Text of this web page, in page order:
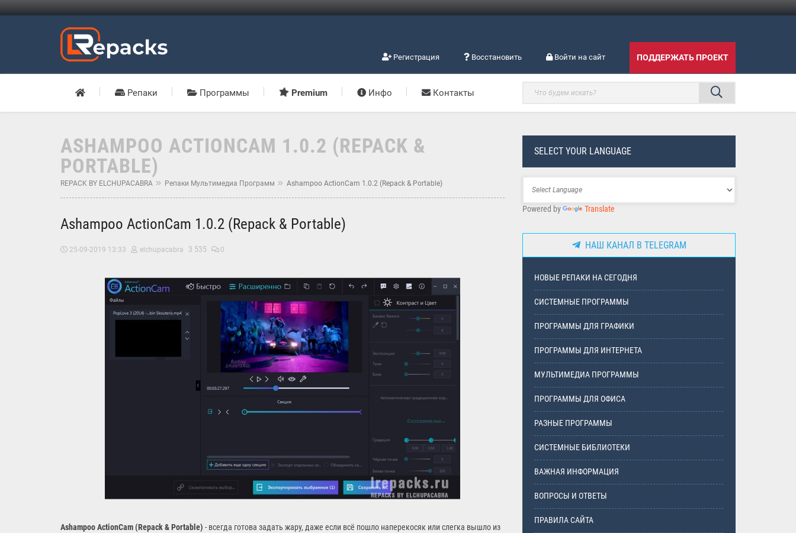
Регистрация Восстановить Войти на сайт ПОДДЕРЖАТЬ ПРОЕКТ
Репаки Программы Premium Инфо Контакты
ASHAMPOO ACTIONCAM 1.0.2 (REPACK &
PORTABLE)
REPACK BY ELCHUPACABRA Репаки Мультимедиа Программ Ashampoo ActionCam 1.0.2 (Repack & Portable)
Ashampoo ActionCam 1.0.2 (Repack & Portable)
25-09-2019 13:33 elchupacabra 3 535 0
Ashampoo ActionCam (Repack & Portable) - всегда готова задать жару, даже если всё пошло наперекосяк или слегка вышло из
SELECT YOUR LANGUAGE
Powered by Translate
НАШ КАНАЛ В TELEGRAM
НОВЫЕ РЕПАКИ НА СЕГОДНЯ
СИСТЕМНЫЕ ПРОГРАММЫ
ПРОГРАММЫ ДЛЯ ГРАФИКИ
ПРОГРАММЫ ДЛЯ ИНТЕРНЕТА
МУЛЬТИМЕДИА ПРОГРАММЫ
ПРОГРАММЫ ДЛЯ ОФИСА
РАЗНЫЕ ПРОГРАММЫ
СИСТЕМНЫЕ БИБЛИОТЕКИ
ВАЖНАЯ ИНФОРМАЦИЯ
ВОПРОСЫ И ОТВЕТЫ
ПРАВИЛА САЙТА